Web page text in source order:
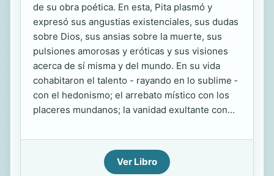
de su obra poética. En esta, Pita plasmó y
expresó sus angustias existenciales, sus dudas
sobre Dios, sus ansias sobre la muerte, sus
pulsiones amorosas y eróticas y sus visiones
acerca de sí misma y del mundo. En su vida
cohabitaron el talento - rayando en lo sublime ­
con el hedonismo; el arrebato místico con los
placeres mundanos; la vanidad exultante con...
Ver Libro